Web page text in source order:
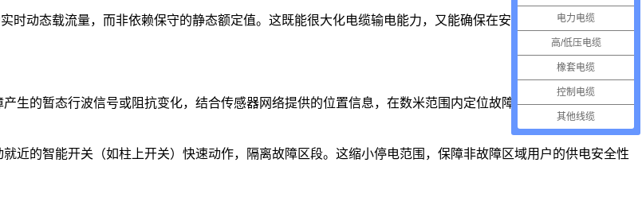
动态载流量，而非依赖保守的静态额定值。这既能很大化电缆输电能力，又能确保在安全裕度内运行，避免
生的暂态行波信号或阻抗变化，结合传感器网络提供的位置信息，在数米范围内定位故障点。相比传统方法需
近的智能开关（如柱上开关）快速动作，隔离故障区段。这缩小停电范围，保障非故障区域用户的供电安全性
电力电缆
高/低压电缆
橡套电缆
控制电缆
其他线缆